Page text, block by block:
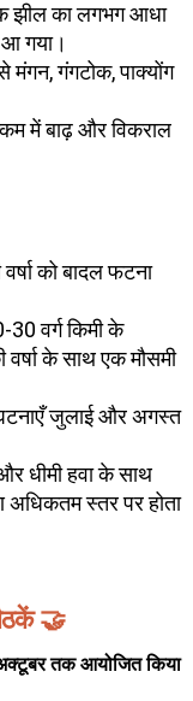
झील का लगभग आधा
आ गया।
गंगटोक, पाक्योंग
में बाढ़ और विकराल
को बादल फटना
वर्ग किमी के
वर्षा के साथ एक मौसमी
जुलाई और अगस्त
धीमी हवा के साथ
अधिकतम स्तर पर होता
🤝
तक आयोजित किया